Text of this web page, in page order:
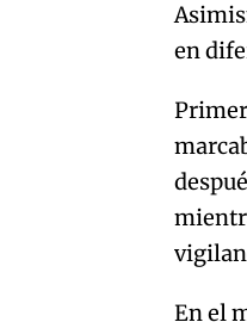
en
En el